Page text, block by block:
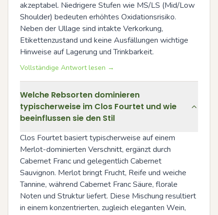
akzeptabel. Niedrigere Stufen wie MS/LS (Mid/Low
Shoulder) bedeuten erhöhtes Oxidationsrisiko.
Neben der Ullage sind intakte Verkorkung,
Etikettenzustand und keine Ausfällungen wichtige
Hinweise auf Lagerung und Trinkbarkeit.
Vollständige Antwort lesen →
Welche Rebsorten dominieren
typischerweise im Clos Fourtet und wie
beeinflussen sie den Stil
Clos Fourtet basiert typischerweise auf einem
Merlot-dominierten Verschnitt, ergänzt durch
Cabernet Franc und gelegentlich Cabernet
Sauvignon. Merlot bringt Frucht, Reife und weiche
Tannine, während Cabernet Franc Säure, florale
Noten und Struktur liefert. Diese Mischung resultiert
in einem konzentrierten, zugleich eleganten Wein,